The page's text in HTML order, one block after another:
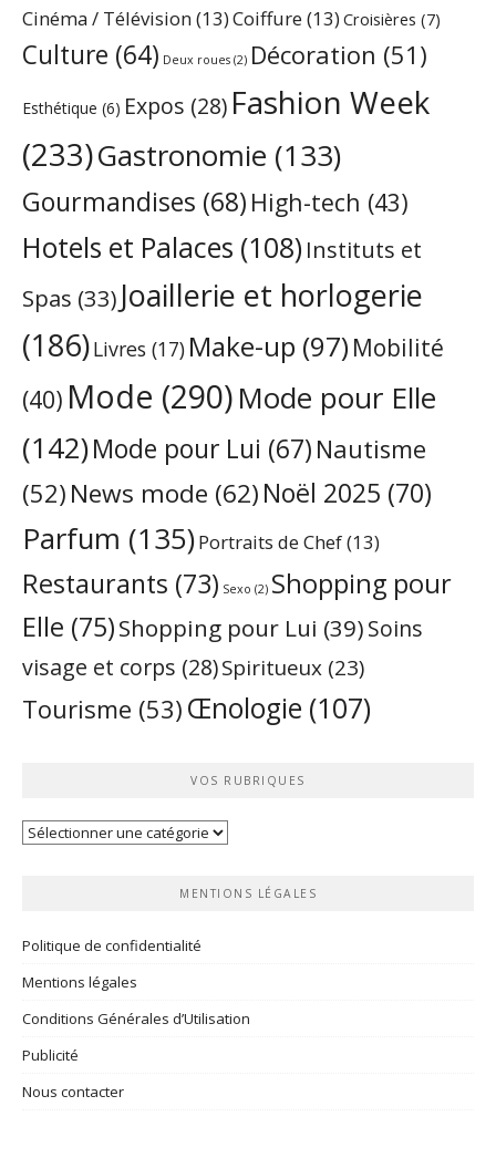
Cinéma / Télévision(13)Coiffure(13) Croisières (7)
Culture (64) Deux roues (2) Décoration (51)
Esthétique (6) Expos (28) Fashion Week
(233)Gastronomie (133)
Gourmandises (68) High-tech (43)
Hotels et Palaces (108) Instituts et
Spas (33) Joaillerie et horlogerie
(186)Livres (17) Make-up (97) Mobilité
(40) Mode (290)Mode pour Elle
(142)Mode pour Lui (67) Nautisme
(52) News mode (62)Noël 2025 (70)
Parfum (135)Portraits de Chef(13)
Restaurants (73) Sexo (2) Shopping pour
Elle (75)Shopping pour Lui (39)Soins
visage et corps (28)Spiritueux (23)
Tourisme (53) Œnologie (107)
VOS RUBRIQUES
Vos
MENTIONS LÉGALES
Politique de confidentialité
Mentions légales
Conditions Générales d’Utilisation
Publicité
Nous contacter